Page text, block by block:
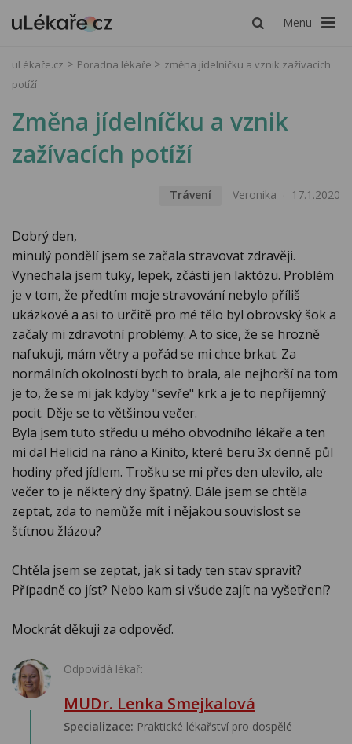
Menu
uLékaře.cz Poradna lékaře
změna jídelníčku a vznik zažívacích
potíží
Změna jídelníčku a vznik
zažívacích potíží
Trávení Veronika 17.1.2020
Dobrý den,
minulý pondělí jsem se začala stravovat zdravěji.
Vynechala jsem tuky, lepek, zčásti jen laktózu. Problém
je v tom, že předtím moje stravování nebylo příliš
ukázkové a asi to určitě pro mé tělo byl obrovský šok a
začaly mi zdravotní problémy. A to sice, že se hrozně
nafukuji, mám větry a pořád se mi chce brkat. Za
normálních okolností bych to brala, ale nejhorší na tom
je to, že se mi jak kdyby "sevře" krk a je to nepříjemný
pocit. Děje se to většinou večer.
Byla jsem tuto středu u mého obvodního lékaře a ten
mi dal Helicid na ráno a Kinito, které beru 3x denně půl
hodiny před jídlem. Trošku se mi přes den ulevilo, ale
večer to je některý dny špatný. Dále jsem se chtěla
zeptat, zda to nemůže mít i nějakou souvislost se
štítnou žlázou?
Chtěla jsem se zeptat, jak si tady ten stav spravit?
Případně co jíst? Nebo kam si všude zajít na vyšetření?
Mockrát děkuji za odpověď.
Odpovídá lékař:
MUDr. Lenka Smejkalová
Specializace: Praktické lékařství pro dospělé